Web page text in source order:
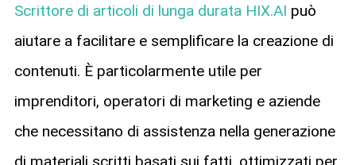
Scrittore di articoli di lunga durata HIX.AI può
aiutare a facilitare e semplificare la creazione di
contenuti. È particolarmente utile per
imprenditori, operatori di marketing e aziende
che necessitano di assistenza nella generazione
di materiali scritti basati sui fatti, ottimizzati per